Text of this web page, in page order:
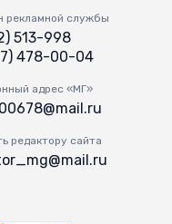
рекламной службы
513-998
478-00-04
адрес «МГ»
редактору сайта